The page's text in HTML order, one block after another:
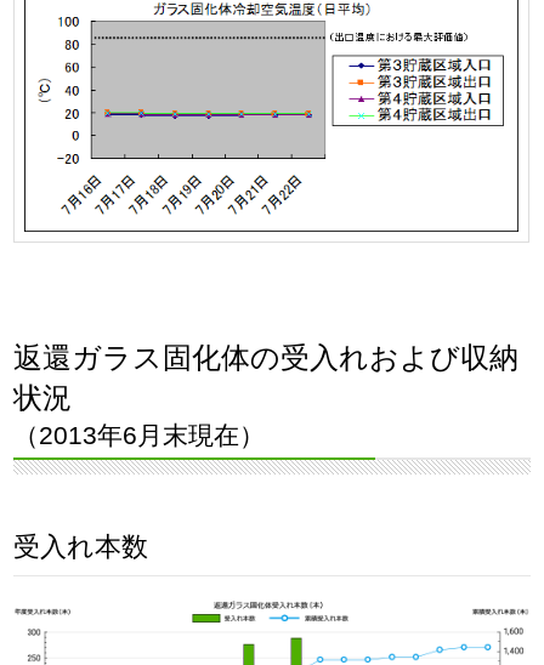
返還ガラス固化体の受入れおよび収納
状況
（2013年6月末現在）
受入れ本数